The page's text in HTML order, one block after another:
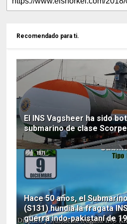
Recomendado para ti.
El INS Vagsheer ha sido
submarino de clase
Hace 50 años, el
(S131) hundia la fragata
guerra indo-pakistaní de